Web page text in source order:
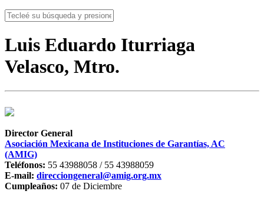
Luis Eduardo Iturriaga
Velasco, Mtro.
Director General
Asociación Mexicana de Instituciones de Garantías, AC
(AMIG)
Teléfonos: 55 43988058 / 55 43988059
E-mail: direcciongeneral@amig.org.mx
Cumpleaños: 07 de Diciembre